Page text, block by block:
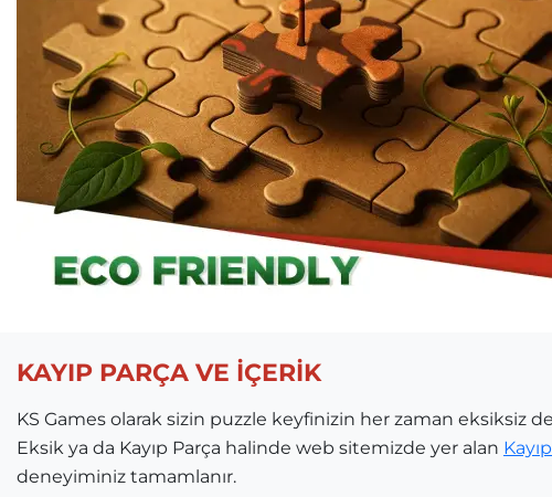
KAYIP PARÇA VE İÇERİK
KS Games olarak sizin puzzle keyfinizin her zaman eksiksiz
Eksik ya da Kayıp Parça halinde web sitemizde yer alan
deneyiminiz tamamlanır.